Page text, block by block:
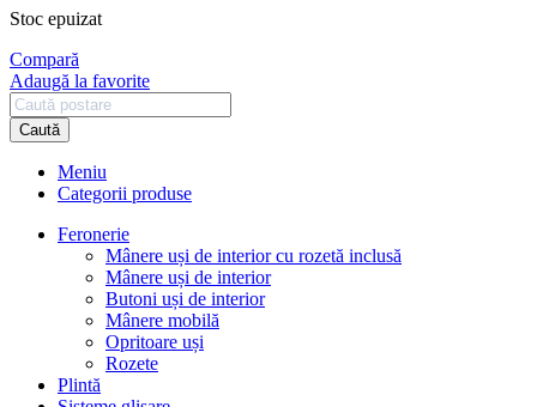
a
Stoc epuizat
Compară
Adaugă la favorite
Caută
Meniu
Categorii produse
Feronerie
Mânere uși de interior cu rozetă inclusă
Mânere uși de interior
Butoni uși de interior
Mânere mobilă
Opritoare uși
Rozete
Plintă